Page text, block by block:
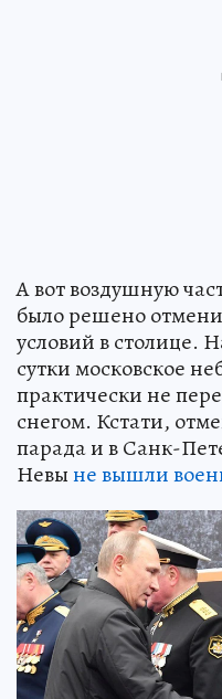
А вот воздушную
было решено
условий в столице.
сутки московское
практически не
снегом. Кстати,
парада и в Санк-
Невыне вышли